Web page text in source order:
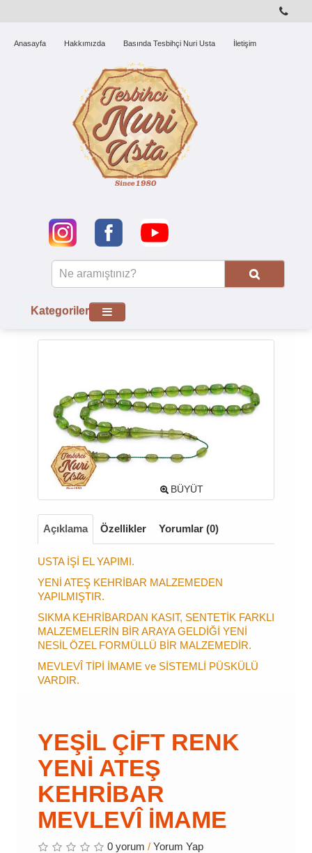
Anasayfa Hakkımızda Basında Tesbihçi Nuri Usta İletişim
Kategoriler
BÜYÜT
Açıklama Özellikler Yorumlar (0)
USTA İŞİ EL YAPIMI.
YENİ ATEŞ KEHRİBAR MALZEMEDEN
YAPILMIŞTIR.
SIKMA KEHRİBARDAN KASIT, SENTETİK FARKLI
MALZEMELERİN BİR ARAYA GELDİĞİ YENİ
NESİL ÖZEL FORMÜLLÜ BİR MALZEMEDİR.
MEVLEVÎ TİPİ İMAME ve SİSTEMLİ PÜSKÜLÜ
VARDIR.
YEŞİL ÇİFT RENK
YENİ ATEŞ
KEHRİBAR
MEVLEVÎ İMAME
0 yorum / Yorum Yap